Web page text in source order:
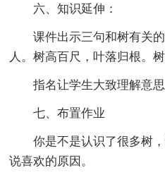
六、知识延伸：
课件出示三句和树有关
人。树高百尺，叶落归根。
指名让学生大致理解意
七、布置作业
你是不是认识了很多树
说喜欢的原因。